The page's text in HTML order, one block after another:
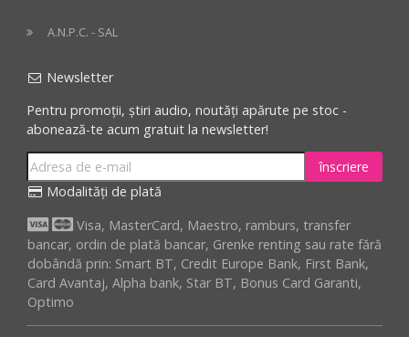
A.N.P.C. - SAL
Newsletter
Pentru promoții, știri audio, noutăți apărute pe stoc -
abonează-te acum gratuit la newsletter!
înscriere
Modalități de plată
Visa, MasterCard, Maestro, ramburs, transfer
bancar, ordin de plată bancar, Grenke renting sau rate fără
dobândă prin: Smart BT, Credit Europe Bank, First Bank,
Card Avantaj, Alpha bank, Star BT, Bonus Card Garanti,
Optimo